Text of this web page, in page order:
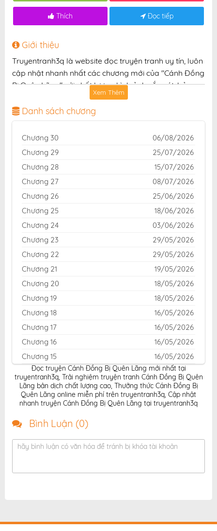
Thích Đọc tiếp
Giới thiệu
Truyentranh3q là website đọc truyện tranh uy tín, luôn
cập nhật nhanh nhất các chương mới của "Cánh Đồng
Bị Quên Lãng" với chất lượng hình ảnh sắc nét, bản
dịch chuẩn và giao diện thân thiện, mang đến trải
nghiệm đọc truyện hấp dẫn, tiện lợi, hoàn toàn miễn
phí cho độc giả yêu thích truyện tranh online.
Xem Thêm
Danh sách chương
Chương 30
06/08/2026
Chương 29
25/07/2026
Chương 28
15/07/2026
Chương 27
08/07/2026
Chương 26
25/06/2026
Chương 25
18/06/2026
Chương 24
03/06/2026
Chương 23
29/05/2026
Chương 22
29/05/2026
Chương 21
19/05/2026
Chương 20
18/05/2026
Chương 19
18/05/2026
Chương 18
16/05/2026
Chương 17
16/05/2026
Chương 16
16/05/2026
Chương 15
16/05/2026
Chương 14
13/05/2026
Chương 13
13/05/2026
Chương 12
13/05/2026
Chương 10
Chương 9
12/05/2026
Chương 7
10/05/2026
Đọc truyện Cánh Đồng Bị Quên Lãng mới nhất tại
truyentranh3q, Trải nghiệm truyện tranh Cánh Đồng Bị Quên
Lãng bản dịch chất lượng cao, Thưởng thức Cánh Đồng Bị
Quên Lãng online miễn phí trên truyentranh3q, Cập nhật
nhanh truyện Cánh Đồng Bị Quên Lãng tại truyentranh3q
Bình Luận (0)
hãy bình luận có văn hóa để tránh bị khóa tài khoản